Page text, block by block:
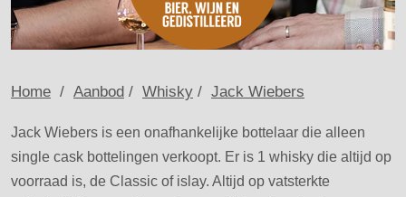
Home / Aanbod / Whisky / Jack Wiebers
Jack Wiebers is een onafhankelijke bottelaar die alleen
single cask bottelingen verkoopt. Er is 1 whisky die altijd op
voorraad is, de Classic of islay. Altijd op vatsterkte